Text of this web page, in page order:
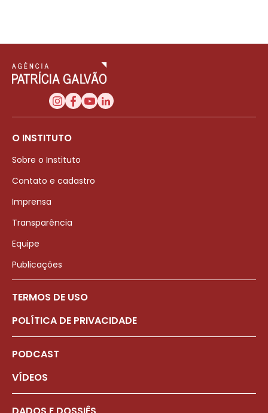
O INSTITUTO
Sobre o Instituto
Contato e cadastro
Imprensa
Transparência
Equipe
Publicações
TERMOS DE USO
POLÍTICA DE PRIVACIDADE
PODCAST
VÍDEOS